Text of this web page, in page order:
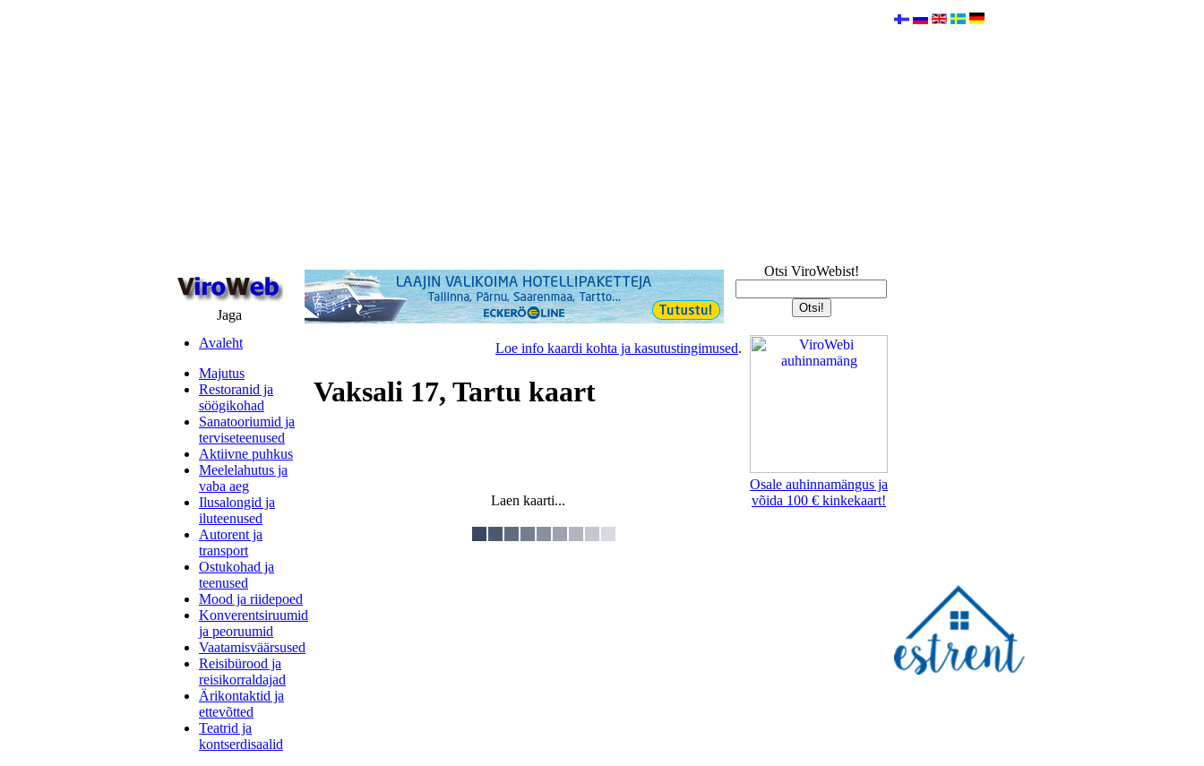
Jaga
Otsi ViroWebist!
Avaleht
Majutus
Restoranid ja
söögikohad
Sanatooriumid ja
terviseteenused
Aktiivne puhkus
Meelelahutus ja
vaba aeg
Ilusalongid ja
iluteenused
Autorent ja
transport
Ostukohad ja
teenused
Mood ja riidepoed
Konverentsiruumid
ja peoruumid
Vaatamisväärsused
Reisibürood ja
reisikorraldajad
Ärikontaktid ja
ettevõtted
Teatrid ja
kontserdisaalid
Loe info kaardi kohta ja kasutustingimused.
Vaksali 17, Tartu kaart
Laen kaarti...
Osale auhinnamängus ja
võida 100 € kinkekaart!